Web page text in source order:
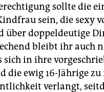
sollte die
sein, die sexy
über doppeldeutige
bleibt ihr auch
sich in ihre
die ewig 16-Jährige
verlangt,